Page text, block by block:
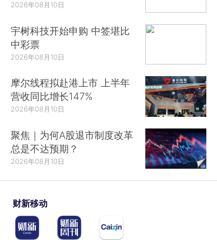
2026年08月10日
宇树科技开始申购 中签堪比
中彩票
2026年08月10日
摩尔线程拟赴港上市 上半年
营收同比增长147%
2026年08月10日
聚焦｜为何A股退市制度改革
总是不达预期？
2026年08月10日
财新移动